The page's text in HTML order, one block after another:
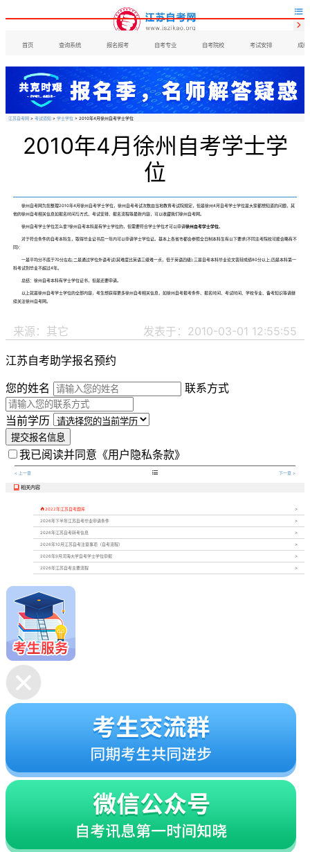

首页 查询系统 报名报考 自考专业 自考院校 考试安排 成绩

江苏自考网 > 考试须知 > 学士学位 > 2010年4月徐州自考学士学位
2010年4月徐州自考学士学
位
徐州自考网为您整理2010年4月徐州自考学士学位，徐州自考考试次数由当地教育考试院规定，但是徐州4月自考学士学位是大家都想知道的问题，其
他的徐州自考相关信息如报名时间与方式、考试安排、报名流程等最新内容，可以收藏我们徐州自考网。
徐州自考学士学位怎么拿?徐州自考本科是有学士学位的，但需要符合学士学位才可以申请徐州自考学士学位。
对于符合条件的自考本科生，取得毕业证书后一年内可以申请学士学位证。基本上各省市都会参照全日制本科生有以下要求(不同主考院校可能会略有不
同)：
一是平均分不底于70分左右;二是通过学位外语考试(其难度比英语三级难一点，低于英语四级);三是自考本科毕业论文答辩成绩80分以上;四是本科第一
科考试到毕业不超过4年。
总结：徐州自考本科有学士学位证书，但是还要申请。
以上就是徐州自考学士学位的全部内容，考生想获得更多徐州自考相关信息，如徐州自考报考条件、报名时间、考试时间、学校专业、备考知识等请继
续关注徐州自考网。
来源：其它 发表于：2010-03-01 12:55:55
江苏自考助学报名预约
您的姓名
联系方式
当前学历
提交报名信息
我已阅读并同意 《用户隐私条款》
< 上一章  下一章 >
 相关内容
2022年江苏自考题库
2026年下半年江苏自考毕业申请条件
2026年江苏自考转考信息
2026年10月江苏自考注意事项（自考流程）
2026年9月河海大学自考学士学位申报
2026年江苏自考主要流程